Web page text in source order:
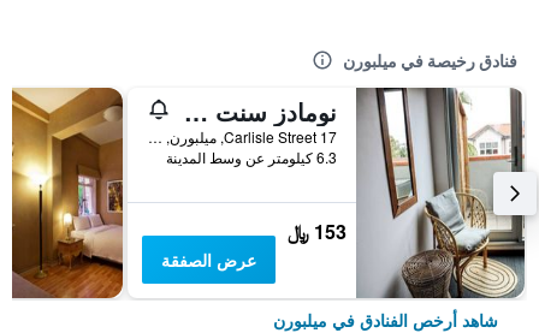
فنادق رخيصة في ميلبورن
نومادز سنت كيلدا هوستل
17 Carlisle Street, ميلبورن, VIC, أستراليا
6.3 كيلومتر عن وسط المدينة
153 ﷼
عرض الصفقة
شاهد أرخص الفنادق في ميلبورن